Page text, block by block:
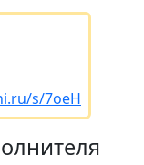
s/7oeH